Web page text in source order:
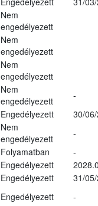
Nem
engedélyezett
Nem
engedélyezett
Nem
engedélyezett
Nem
engedélyezett
-
Engedélyezett
30/
Nem
engedélyezett
-
Folyamatban
-
Engedélyezett
Engedélyezett
31/
Engedélyezett
-